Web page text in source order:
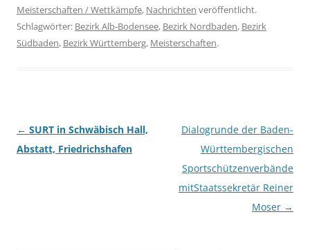
Meisterschaften / Wettkämpfe, Nachrichten veröffentlicht.
Schlagwörter: Bezirk Alb-Bodensee, Bezirk Nordbaden, Bezirk
Südbaden, Bezirk Württemberg, Meisterschaften.
Beitragsnavigation
← SURT in Schwäbisch Hall,
Abstatt, Friedrichshafen
Dialogrunde der Baden-
Württembergischen
Sportschützenverbände
mitStaatssekretär Reiner
Moser →